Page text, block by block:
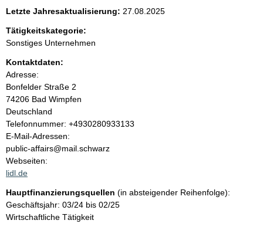
n
i
n
h
a
l
t
Letzte Jahresaktualisierung: 27.08.2025
Tätigkeitskategorie:
Sonstiges Unternehmen
Kontaktdaten:
Adresse:
Bonfelder Straße 2
74206 Bad Wimpfen
Deutschland
K
o
n
t
a
t
i
n
Telefonnummer: +4930280933133
E-Mail-Adressen:
public-affairs@mail.schwarz
Webseiten:
lidl.de
Hauptfinanzierungsquellen (in absteigender Reihenfolge):
Geschäftsjahr: 03/24 bis 02/25
Wirtschaftliche Tätigkeit